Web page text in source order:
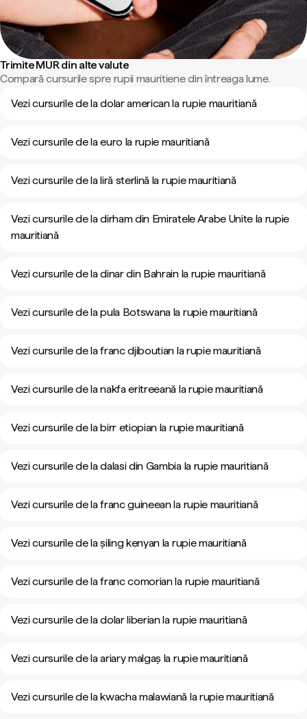
Trimite MUR din alte valute
Compară cursurile spre rupii mauritiene din întreaga lume.
Vezi cursurile de la dolar american la rupie mauritiană
Vezi cursurile de la euro la rupie mauritiană
Vezi cursurile de la liră sterlină la rupie mauritiană
Vezi cursurile de la dirham din Emiratele Arabe Unite la rupie
mauritiană
Vezi cursurile de la dinar din Bahrain la rupie mauritiană
Vezi cursurile de la pula Botswana la rupie mauritiană
Vezi cursurile de la franc djiboutian la rupie mauritiană
Vezi cursurile de la nakfa eritreeană la rupie mauritiană
Vezi cursurile de la birr etiopian la rupie mauritiană
Vezi cursurile de la dalasi din Gambia la rupie mauritiană
Vezi cursurile de la franc guineean la rupie mauritiană
Vezi cursurile de la șiling kenyan la rupie mauritiană
Vezi cursurile de la franc comorian la rupie mauritiană
Vezi cursurile de la dolar liberian la rupie mauritiană
Vezi cursurile de la ariary malgaș la rupie mauritiană
Vezi cursurile de la kwacha malawiană la rupie mauritiană